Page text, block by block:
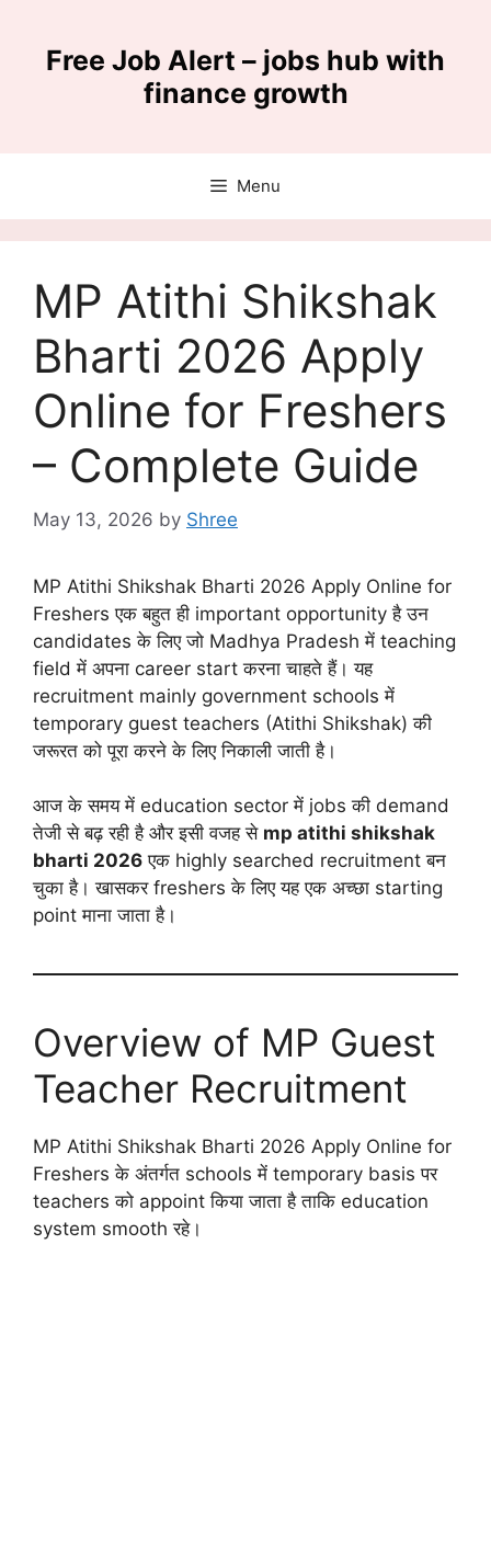
contentFree Job Alert – jobs hub with
finance growth
Menu
MP Atithi Shikshak
Bharti 2026 Apply
Online for Freshers
– Complete Guide
May 13, 2026 by Shree
MP Atithi Shikshak Bharti 2026 Apply Online for
Freshers एक बहुत ही important opportunity है उन
candidates के लिए जो Madhya Pradesh में teaching
field में अपना career start करना चाहते हैं। यह
recruitment mainly government schools में
temporary guest teachers (Atithi Shikshak) की
जरूरत को पूरा करने के लिए निकाली जाती है।
आज के समय में education sector में jobs की demand
तेजी से बढ़ रही है और इसी वजह से mp atithi shikshak
bharti 2026 एक highly searched recruitment बन
चुका है। खासकर freshers के लिए यह एक अच्छा starting
point माना जाता है।
Overview of MP Guest
Teacher Recruitment
MP Atithi Shikshak Bharti 2026 Apply Online for
Freshers के अंतर्गत schools में temporary basis पर
teachers को appoint किया जाता है ताकि education
system smooth रहे।